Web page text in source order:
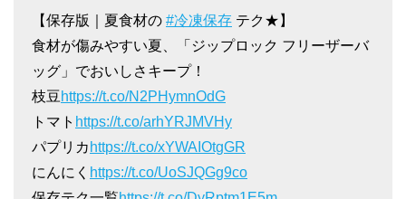
【保存版｜夏食材の #冷凍保存 テク★】
食材が傷みやすい夏、「ジップロック フリーザーバ
ッグ」でおいしさキープ！
枝豆https://t.co/N2PHymnOdG
トマト https://t.co/arhYRJMVHy
パプリカ https://t.co/xYWAIOtgGR
にんにく https://t.co/UoSJQGg9co